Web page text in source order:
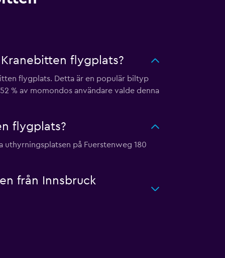
flygplats?
flygplats. Detta är en populär biltyp
% av momondos användare valde denna
flygplats?
på Fuerstenweg 180
från Innsbruck